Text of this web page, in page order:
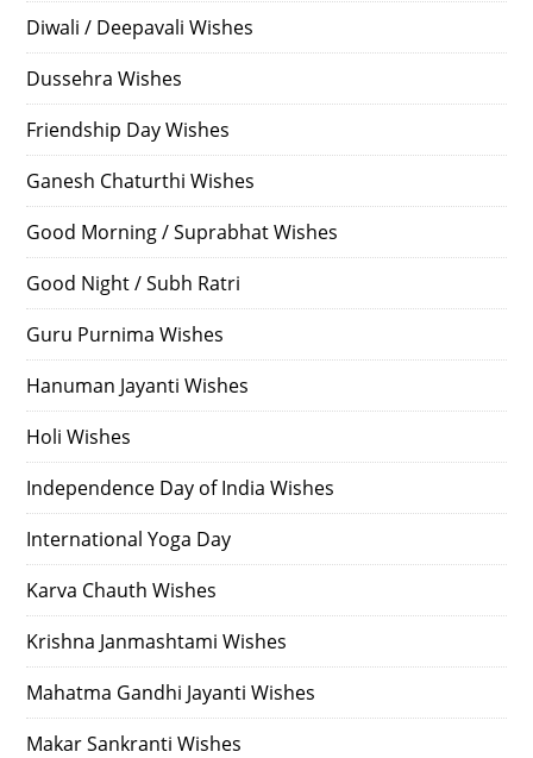
Diwali / Deepavali Wishes
Dussehra Wishes
Friendship Day Wishes
Ganesh Chaturthi Wishes
Good Morning / Suprabhat Wishes
Good Night / Subh Ratri
Guru Purnima Wishes
Hanuman Jayanti Wishes
Holi Wishes
Independence Day of India Wishes
International Yoga Day
Karva Chauth Wishes
Krishna Janmashtami Wishes
Mahatma Gandhi Jayanti Wishes
Makar Sankranti Wishes